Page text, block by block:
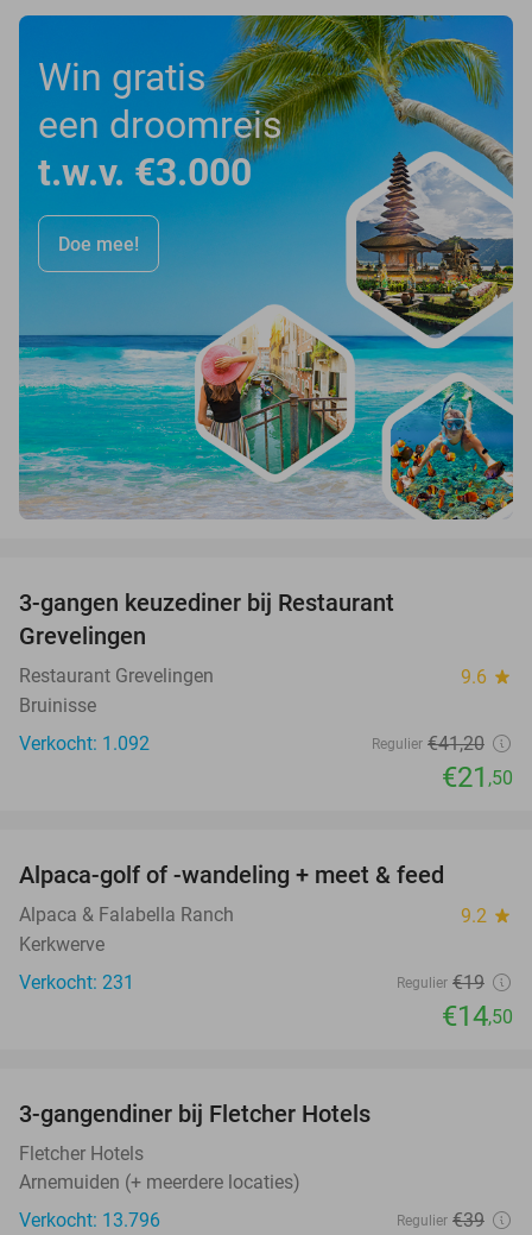
Win gratis
een droomreis
t.w.v. €3.000
Doe mee!
3-gangen keuzediner bij Restaurant
Grevelingen
Restaurant Grevelingen 9.6 star
Bruinisse
Verkocht: 1.092
Regulier €41,20
€21 ,50
Alpaca-golf of -wandeling + meet & feed
Alpaca & Falabella Ranch 9.2 star
Kerkwerve
Verkocht: 231
Regulier €19
€14,50
3-gangendiner bij Fletcher Hotels
Fletcher Hotels
Arnemuiden (+ meerdere locaties)
Verkocht: 13.796
Regulier €39